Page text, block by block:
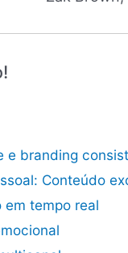
e branding
Conteúdo
em tempo real